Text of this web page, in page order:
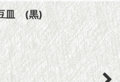
豆皿 (黒)